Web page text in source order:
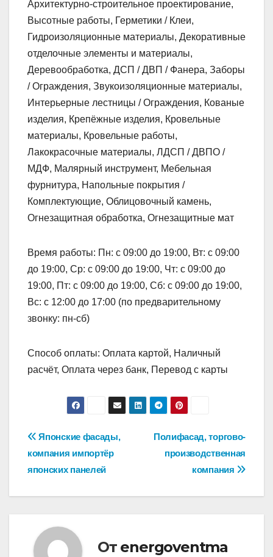
Архитектурно-строительное проектирование,
Высотные работы, Герметики / Клеи,
Гидроизоляционные материалы, Декоративные
отделочные элементы и материалы,
Деревообработка, ДСП / ДВП / Фанера, Заборы
/ Ограждения, Звукоизоляционные материалы,
Интерьерные лестницы / Ограждения, Кованые
изделия, Крепёжные изделия, Кровельные
материалы, Кровельные работы,
Лакокрасочные материалы, ЛДСП / ДВПО /
МДФ, Малярный инструмент, Мебельная
фурнитура, Напольные покрытия /
Комплектующие, Облицовочный камень,
Огнезащитная обработка, Огнезащитные мат
Время работы: Пн: с 09:00 до 19:00, Вт: с 09:00
до 19:00, Ср: с 09:00 до 19:00, Чт: с 09:00 до
19:00, Пт: с 09:00 до 19:00, Сб: с 09:00 до 19:00,
Вс: с 12:00 до 17:00 (по предварительному
звонку: пн-сб)
Способ оплаты: Оплата картой, Наличный
расчёт, Оплата через банк, Перевод с карты
Навигация
по
записям
Полифасад, торгово-
производственная
компания
Японские фасады,
компания импортёр
японских панелей
От energoventma